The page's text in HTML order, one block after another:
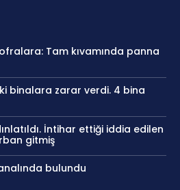
Tam kıvamında panna
binalara zarar verdi. 4 bina
İntihar ettiği iddia edilen
gitmiş
bulundu